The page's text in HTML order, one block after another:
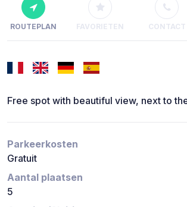
ROUTEPLAN FAVORIETEN CONTACT
Free spot with beautiful view, next to
Parkeerkosten
Gratuit
Aantal plaatsen
5